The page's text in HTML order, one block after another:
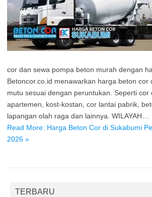
cor dan sewa pompa beton murah dengan
Betoncor.co.id menawarkan harga beton cor
mutu sesuai dengan peruntukan. Seperti cor
apartemen, kost-kostan, cor lantai pabrik,
lapangan olah raga dan lainnya. WILAYAH…
Read More: Harga Beton Cor di Sukabumi
2026 »
TERBARU